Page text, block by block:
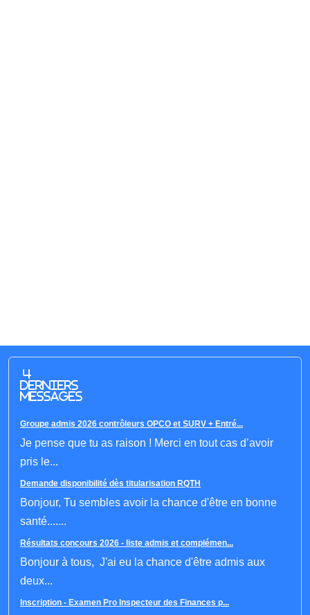
4
derniers
messages
Groupe admis 2026 contrôleurs OPCO et SURV + Entré...
Je pense que tu as raison ! Merci en tout cas d’avoir
pris le...
Demande disponibilité dès titularisation RQTH
Bonjour, Tu sembles avoir la chance d'être en bonne
santé.......
Résultats concours 2026 - liste admis et complémen...
Bonjour à tous, J'ai eu la chance d'être admis aux
deux...
Inscription - Examen Pro Inspecteur des Finances p...